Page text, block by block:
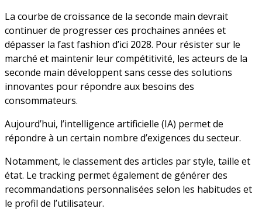
La courbe de croissance de la seconde main devrait
continuer de progresser ces prochaines années et
dépasser la fast fashion d’ici 2028. Pour résister sur le
marché et maintenir leur compétitivité, les acteurs de la
seconde main développent sans cesse des solutions
innovantes pour répondre aux besoins des
consommateurs.
Aujourd’hui, l’intelligence artificielle (IA) permet de
répondre à un certain nombre d’exigences du secteur.
Notamment, le classement des articles par style, taille et
état. Le tracking permet également de générer des
recommandations personnalisées selon les habitudes et
le profil de l’utilisateur.